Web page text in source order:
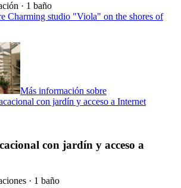
· 1 baño
Charming studio "Viola" on the shores of
Más información sobre
con jardín y acceso a Internet
con jardín y acceso a
· 1 baño